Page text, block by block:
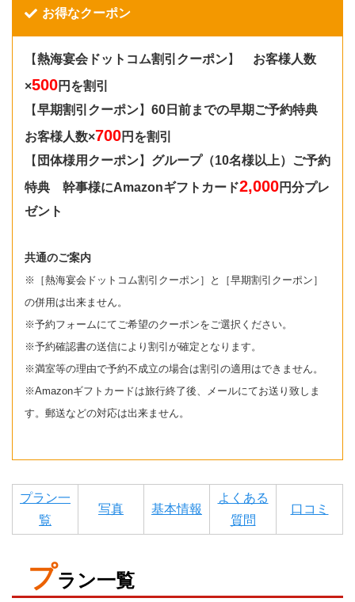
お得なクーポン
【熱海宴会ドットコム割引クーポン】
お客様人数
×500円を割引
【早期割引クーポン】 60日前までの早期ご予約特典
お客様人数×700円を割引
【 団体様用クーポン】 グループ（10名様以上）ご予約
特典 幹事様にAmazonギフトカード2,000円分プレ
ゼント
共通のご案内
※［熱海宴会ドットコム割引クーポン］と［早期割引クーポン］
の併用は出来ません。
※予約フォームにてご希望のクーポンをご選択ください。
※予約確認書の送信により割引が確定となります。
※満室等の理由で予約不成立の場合は割引の適用はできません。
※Amazonギフトカードは旅行終了後、メールにてお送り致しま
す。郵送などの対応は出来ません。
プラン一
覧
写真 基本情報
よくある
質問
口コミ
プラン一覧